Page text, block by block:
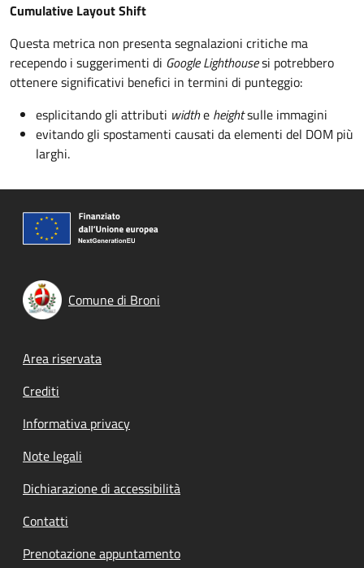
Cumulative Layout Shift
Questa metrica non presenta segnalazioni critiche ma
recependo i suggerimenti di Google Lighthousesi potrebbero
ottenere significativi benefici in termini di punteggio:
esplicitando gli attributi widthe heightsulle immagini
evitando gli spostamenti causati da elementi del DOM più
larghi.
Comune di Broni
Footer menu
Area riservata
Crediti
Informativa privacy
Note legali
Dichiarazione di accessibilità
Contatti
Prenotazione appuntamento